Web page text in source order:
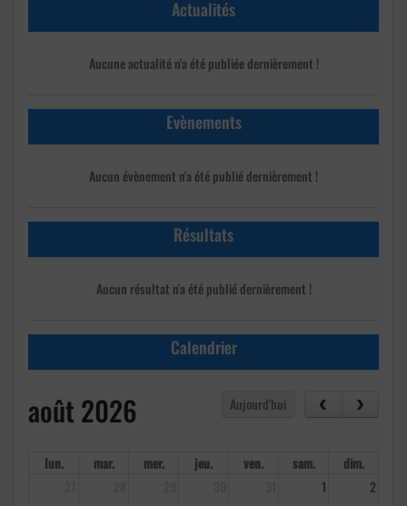
Actualités
Aucune actualité n'a été publiée dernièrement !
Evènements
Aucun évènement n'a été publié dernièrement !
Résultats
Aucun résultat n'a été publié dernièrement !
Calendrier
août 2026 Aujourd'hui
lun. mar. mer. jeu. ven. sam.
dim.
1 2